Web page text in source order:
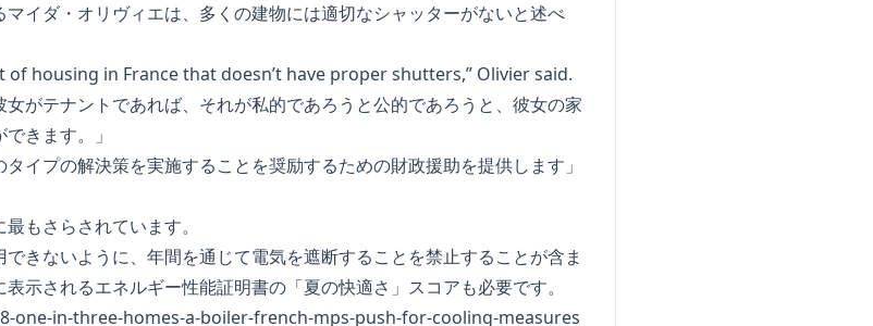
イダ・オリヴィエは、多くの建物には適切なシャッターがないと述べ
housing in France that doesn’t have proper shutters,” Olivier said.
女がテナントであれば、それが私的であろうと公的であろうと、彼女の家
きます。」
イプの解決策を実施することを奨励するための財政援助を提供します」
もさらされています。
きないように、年間を通じて電気を遮断することを禁止することが含ま
示されるエネルギー性能証明書の「夏の快適さ」スコアも必要です。
in-three-homes-a-boiler-french-mps-push-for-cooling-measures